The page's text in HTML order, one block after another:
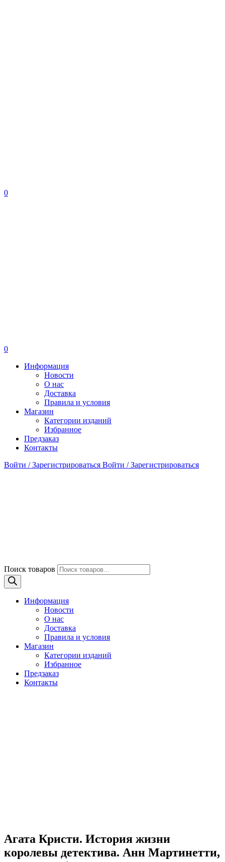
0
0
Информация
Новости
О нас
Доставка
Правила и условия
Магазин
Категории изданий
Избранное
Предзаказ
Контакты
Войти / Зарегистрироваться Войти / Зарегистрироваться
Поиск товаров
Информация
Новости
О нас
Доставка
Правила и условия
Магазин
Категории изданий
Избранное
Предзаказ
Контакты
Агата Кристи. История жизни
королевы детектива. Анн Мартинетти,